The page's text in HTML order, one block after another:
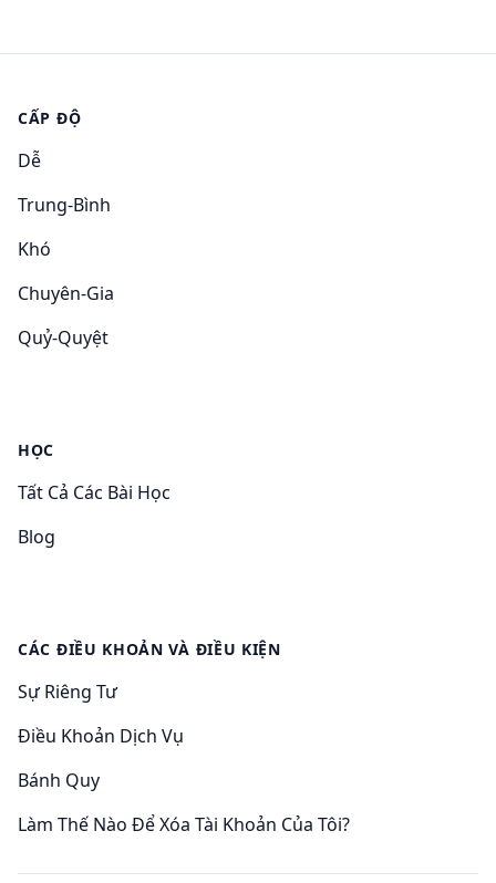
CẤP ĐỘ
Dễ
Trung-Bình
Khó
Chuyên-Gia
Quỷ-Quyệt
HỌC
Tất Cả Các Bài Học
Blog
CÁC ĐIỀU KHOẢN VÀ ĐIỀU KIỆN
Sự Riêng Tư
Điều Khoản Dịch Vụ
Bánh Quy
Làm Thế Nào Để Xóa Tài Khoản Của Tôi?